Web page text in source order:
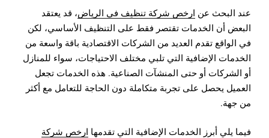
عند البحث عن ارخص شركة تنظيف في الرياض، قد يعتقد
البعض أن الخدمات تقتصر فقط على التنظيف الأساسي، لكن
في الواقع تقدم العديد من الشركات الاقتصادية باقة واسعة من
الخدمات الإضافية التي تلبي مختلف الاحتياجات، سواء للمنازل
أو الشركات أو حتى المنشآت الصناعية. هذه الخدمات تجعل
العميل يحصل على تجربة متكاملة دون الحاجة للتعامل مع أكثر
من جهة.
فيما يلي أبرز الخدمات الإضافية التي تقدمها ارخص شركة